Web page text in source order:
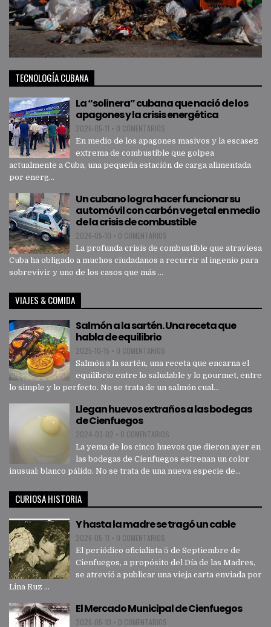
TECNOLOGÍA CUBANA
La “solinera” cubana que nació de los
apagones y la crisis energética
2026-05-11 • 0 COMENTARIOS
En medio de los apagones masivos y la escasez
extrema de combustible que golpea
actualmente a Cuba, una pequeña estación de carga alimentada
por energ...
Un cubano logra hacer funcionar su
automóvil con carbón vegetal en medio
de la crisis de combustible
2026-05-10 • 0 COMENTARIOS
La profunda crisis de combustible que atraviesa
Cuba ha obligado a muchos ciudadanos a recurrir al ingenio para
sobrevivir y uno de los casos que más ...
VIAJES & COMIDA
Salmón a la sartén. Una receta que
habla de equilibrio
2025-10-15 • 0 COMENTARIOS
Salmón a la sartén, una receta que encarna el
equilibrio entre lo saludable y lo gourmet, entre
lo simple y lo perfecto. No se trata de un salmón cual...
Llegan huevos extraños a las bodegas
de Cienfuegos
2024-03-02 • 0 COMENTARIOS
La yema de los cinco huevos que dieron ayer en
las bodegas de Cienfuegos estrenan un color
inusual: blanco pálido. No se trata de una nueva especie de...
CURIOSA HISTORIA
Y hasta la madre se tragó un cable
2026-05-11 • 0 COMENTARIOS
El periódico oficialista 5 de Septiembre de
Cienfuegos, a propósito del Día de las Madres,
se atrevió a publicar una vieja carta enviada por
Lina Ruz ...
El Mercado Municipal de Cienfuegos
2026-05-10 • 0 COMENTARIOS